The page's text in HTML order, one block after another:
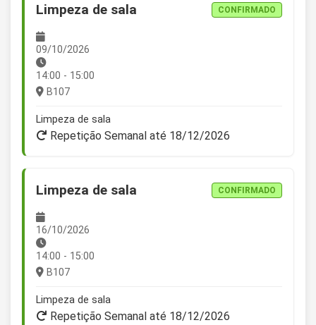
Limpeza de sala CONFIRMADO
09/10/2026
14:00 - 15:00
B107
Limpeza de sala
Repetição Semanal até 18/12/2026
Limpeza de sala CONFIRMADO
16/10/2026
14:00 - 15:00
B107
Limpeza de sala
Repetição Semanal até 18/12/2026